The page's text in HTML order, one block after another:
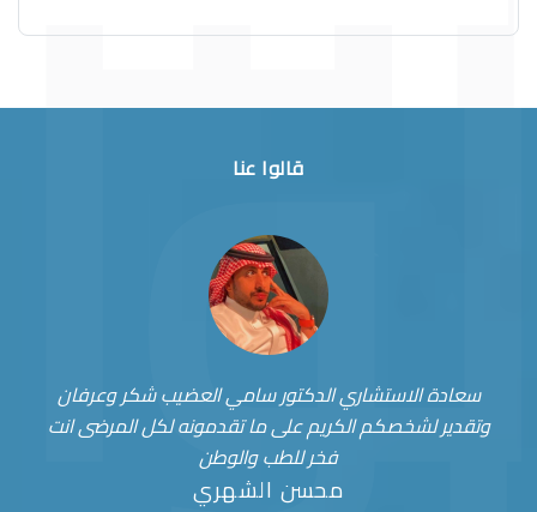
قالوا عنا
سعادة الاستشاري الدكتور سامي العضيب شكر وعرفان
وتقدير لشخصكم الكريم على ما تقدمونه لكل المرضى انت
فخر للطب والوطن
محسن الشهري